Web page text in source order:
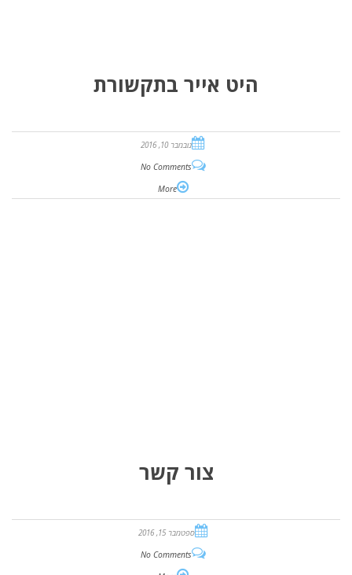
היט אייר בתקשורת
נובמבר 10, 2016
No Comments
More
צור קשר
ספטמבר 15, 2016
No Comments